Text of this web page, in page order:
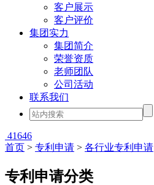
客户展示
客户评价
集团实力
集团简介
荣誉资质
老师团队
公司活动
联系我们
41646
首页 > 专利申请 > 各行业专利申请
专利申请分类